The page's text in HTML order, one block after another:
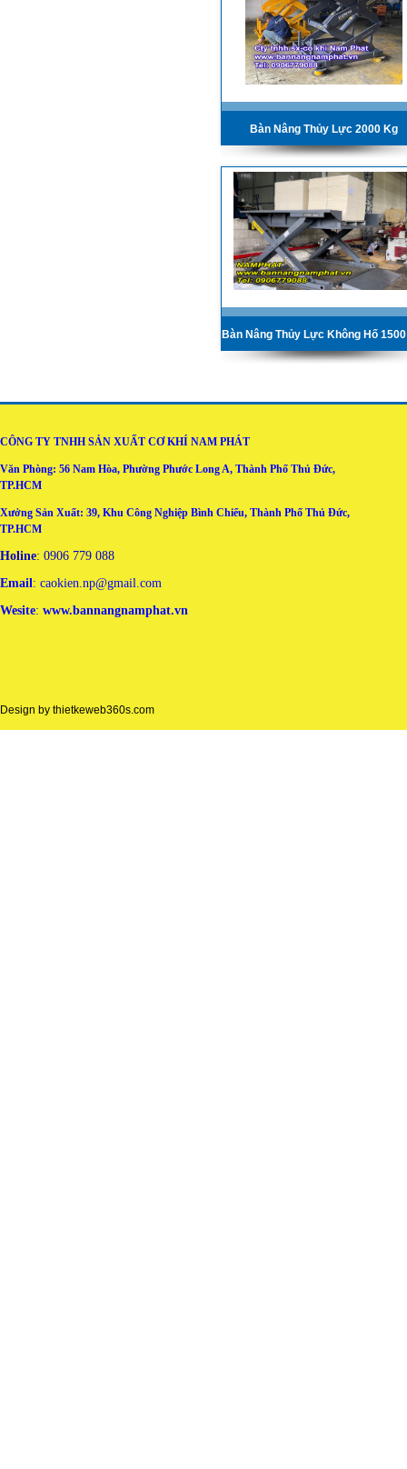
Bàn Nâng Thủy Lực 2000 Kg
Bàn Nâng Thủy Lực Không Hố
CÔNG TY TNHH SẢN XUẤT CƠ KHÍ NAM PHÁT
Văn Phòng: 56 Nam Hòa, Phường Phước Long A, Thành Phố Thủ Đức,
TP.HCM
Xưởng Sản Xuất: 39, Khu Công Nghiệp Bình Chiểu, Thành Phố Thủ Đức,
TP.HCM
Holine: 0906 779 088
Email: caokien.np@gmail.com
Wesite: www.bannangnamphat.vn
Design by thietkeweb360s.com